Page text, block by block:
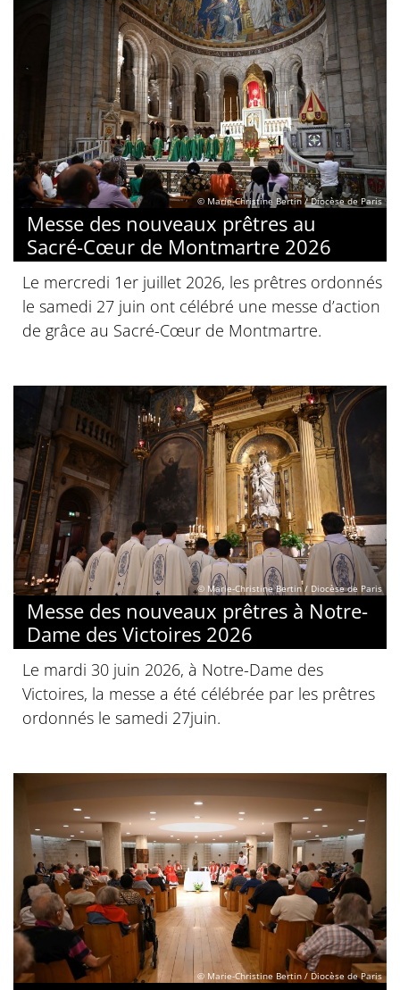
© Marie-Christine Bertin / Diocèse de Paris
Messe des nouveaux prêtres au
Sacré-Cœur de Montmartre 2026
Le mercredi 1er juillet 2026, les prêtres ordonnés
le samedi 27 juin ont célébré une messe d’action
de grâce au Sacré-Cœur de Montmartre.
© Marie-Christine Bertin / Diocèse de Paris
Messe des nouveaux prêtres à Notre-
Dame des Victoires 2026
Le mardi 30 juin 2026, à Notre-Dame des
Victoires, la messe a été célébrée par les prêtres
ordonnés le samedi 27juin.
© Marie-Christine Bertin / Diocèse de Paris